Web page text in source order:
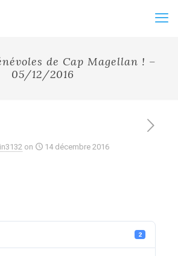
de Cap Magellan ! –
05/12/2016
on 14 décembre 2016
2